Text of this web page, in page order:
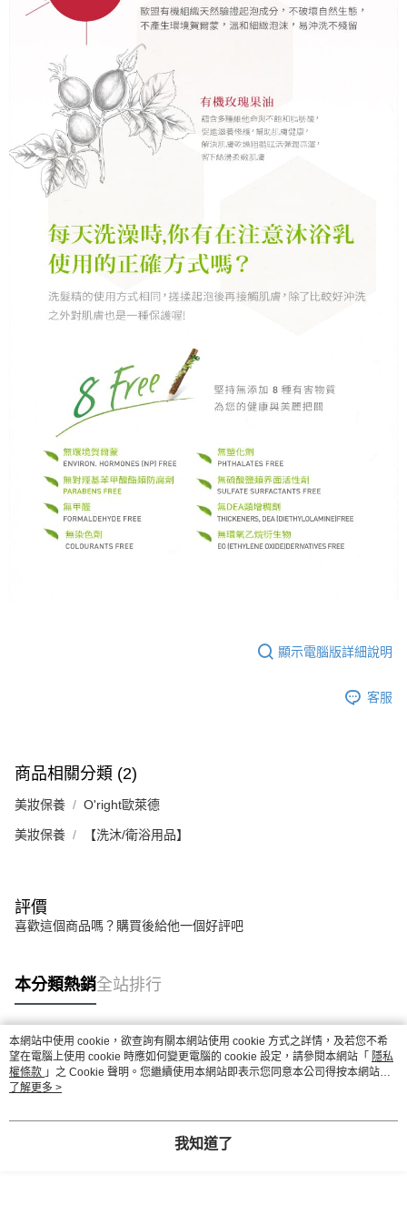
顯示電腦版詳細說明
客服
商品相關分類 (2)
美妝保養 O'right歐萊德
美妝保養 【洗沐/衛浴用品】
評價
喜歡這個商品嗎？購買後給他一個好評吧
本分類熱銷全站排行
熱門標籤
本網站中使用 cookie，欲查詢有關本網站使用 cookie 方式之詳情，及若您不希
望在電腦上使用 cookie 時應如何變更電腦的 cookie 設定，請參閱本網站「 隱私
權條款 」之 Cookie 聲明。您繼續使用本網站即表示您同意本公司得按本網站使
用條款之 Cookie 聲明使用 cookie。
了解更多 >
我知道了